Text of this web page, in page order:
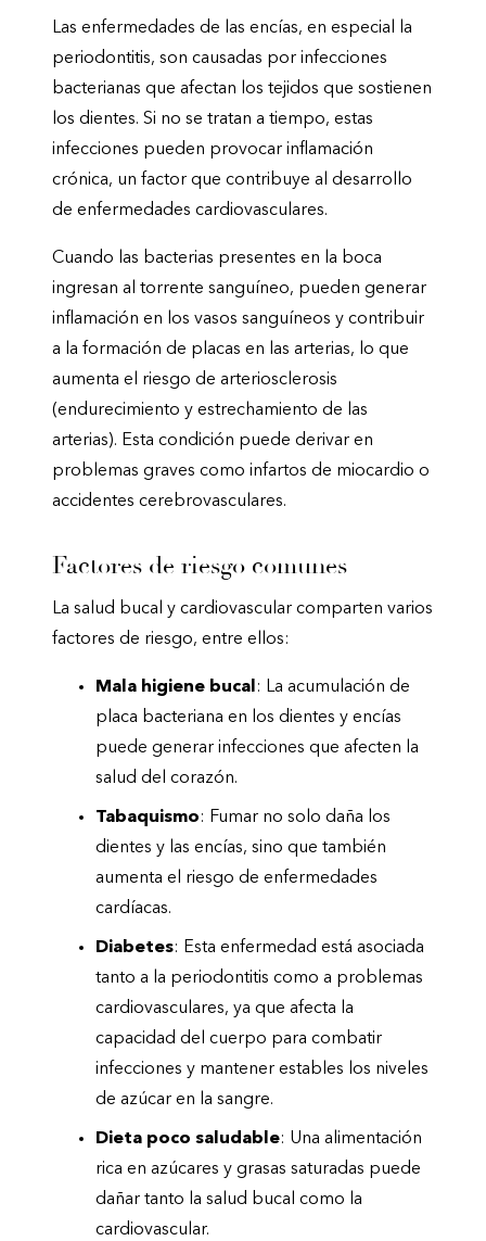
Las enfermedades de las encías, en especial la
periodontitis, son causadas por infecciones
bacterianas que afectan los tejidos que sostienen
los dientes. Si no se tratan a tiempo, estas
infecciones pueden provocar inflamación
crónica, un factor que contribuye al desarrollo
de enfermedades cardiovasculares.
Cuando las bacterias presentes en la boca
ingresan al torrente sanguíneo, pueden generar
inflamación en los vasos sanguíneos y contribuir
a la formación de placas en las arterias, lo que
aumenta el riesgo de arteriosclerosis
(endurecimiento y estrechamiento de las
arterias). Esta condición puede derivar en
problemas graves como infartos de miocardio o
accidentes cerebrovasculares.
Factores de riesgo comunes
La salud bucal y cardiovascular comparten varios
factores de riesgo, entre ellos:
Mala higiene bucal : La acumulación de
placa bacteriana en los dientes y encías
puede generar infecciones que afecten la
salud del corazón.
Tabaquismo: Fumar no solo daña los
dientes y las encías, sino que también
aumenta el riesgo de enfermedades
cardíacas.
Diabetes: Esta enfermedad está asociada
tanto a la periodontitis como a problemas
cardiovasculares, ya que afecta la
capacidad del cuerpo para combatir
infecciones y mantener estables los niveles
de azúcar en la sangre.
Dieta poco saludable: Una alimentación
rica en azúcares y grasas saturadas puede
dañar tanto la salud bucal como la
cardiovascular.